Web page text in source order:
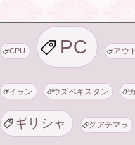
CPU PC アウ
イラン ウズベキスタン
ギリシャ グアテマラ